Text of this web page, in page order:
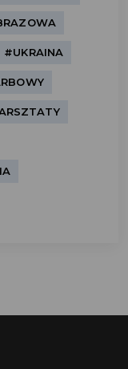
#UKRAINA